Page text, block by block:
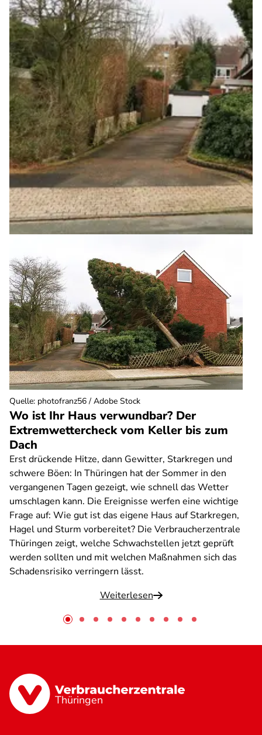
Wo ist Ihr Haus verwundbar? Der
Extremwettercheck vom Keller bis zum
Dach
Erst drückende Hitze, dann Gewitter, Starkregen und
schwere Böen: In Thüringen hat der Sommer in den
vergangenen Tagen gezeigt, wie schnell das Wetter
umschlagen kann. Die Ereignisse werfen eine wichtige
Frage auf: Wie gut ist das eigene Haus auf Starkregen,
Hagel und Sturm vorbereitet? Die Verbraucherzentrale
Thüringen zeigt, welche Schwachstellen jetzt geprüft
werden sollten und mit welchen Maßnahmen sich das
Schadensrisiko verringern lässt.
Weiterlesen
Quelle: photofranz56 / Adobe Stock
Thüringen